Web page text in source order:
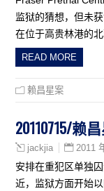
监狱的猜想，但未
在位于高贵林港的
READ MORE
赖昌星案
20110715/赖
jackjia 2011
安排在重犯区单独
近，监狱方面开始